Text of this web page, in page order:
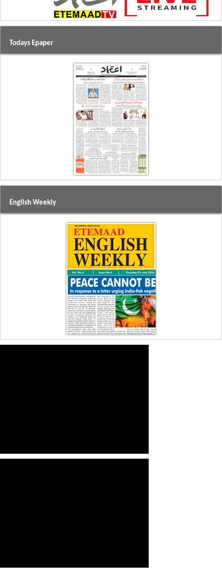
Todays Epaper
English Weekly